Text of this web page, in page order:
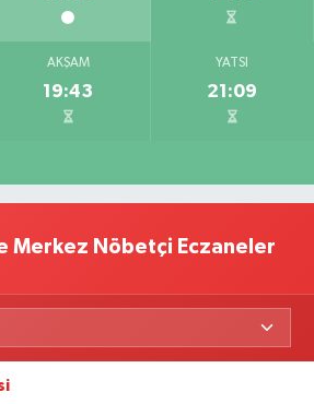
AKŞAM
19:43
YATSI
21:09
Merkez Nöbetçi Eczaneler